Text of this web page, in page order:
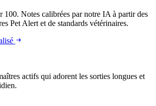
100. Notes calibrées par notre IA à partir des
Pet Alert et de standards vétérinaires.
actifs qui adorent les sorties longues et